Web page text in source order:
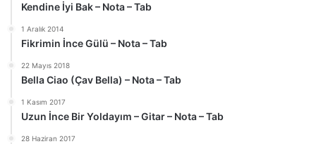
Kendine İyi Bak – Nota – Tab
1 Aralık 2014
Fikrimin İnce Gülü – Nota – Tab
22 Mayıs 2018
Bella Ciao (Çav Bella) – Nota – Tab
1 Kasım 2017
Uzun İnce Bir Yoldayım – Gitar – Nota – Tab
28 Haziran 2017